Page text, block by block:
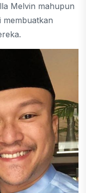
Melvin mahupun
membuatkan